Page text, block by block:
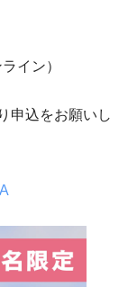
イン）
申込をお願いし